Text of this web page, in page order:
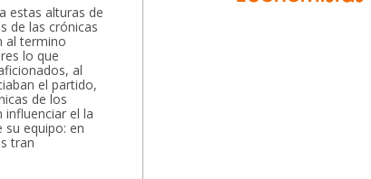
estas alturas de
de las crónicas
al termino
lo que
al
el partido,
de los
influenciar el la
su equipo: en
tran